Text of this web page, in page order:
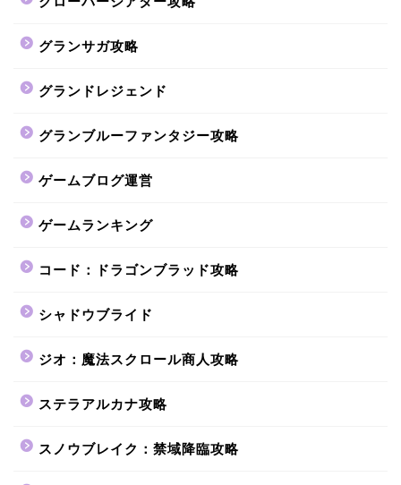
グランサガ攻略
グランドレジェンド
グランブルーファンタジー攻略
ゲームブログ運営
ゲームランキング
コード：ドラゴンブラッド攻略
シャドウブライド
ジオ：魔法スクロール商人攻略
ステラアルカナ攻略
スノウブレイク：禁域降臨攻略